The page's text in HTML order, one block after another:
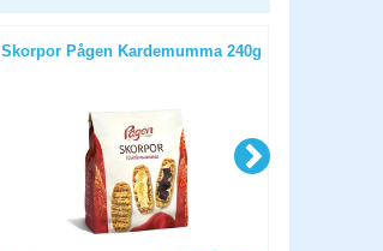
Skorpor Pågen Kardemumma 240g